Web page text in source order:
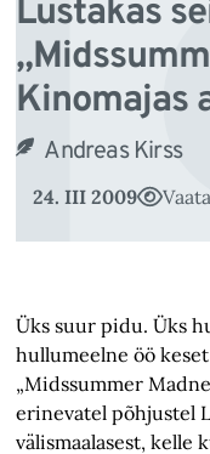
Lustakas
Kinomajas
Andreas Kirss
24. III 2009
Üks suur pidu. Üks
hullumeelne öö
„Midssummer
erinevatel põhjustel
välismaalasest, kelle